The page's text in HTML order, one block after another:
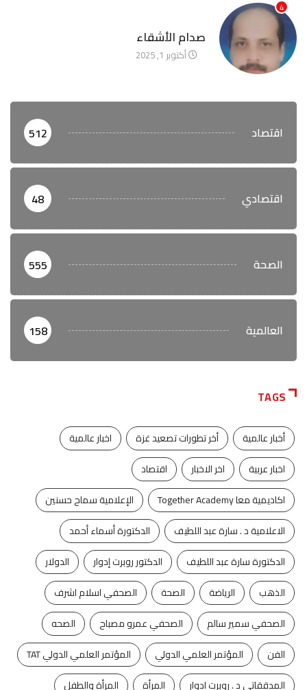
4
صدام الأشقاء
أكتوبر 1, 2025
اقتصاد 512
اقتصادي 48
الصحة 555
العالمية 158
TAGS
أخبار عالمية أخر تطورات تصعيد غزة
اخبار عالمية
اخبار عربية
اخر الاخبار
اقتصاد
اكاديمية معا Together Academy
الإعلامية سماح حسنين
الاعلامية د . سارة عبد اللطيف
الدكتورة أسماء أحمد
الدكتورة سارة عبد اللطيف
الدكتور روبرت إدوار
الدولار
الذهب
الرياضة الصحة
الصحفي اسلام اشرف
الصحفي سمير سالم
الصحفي عمرو مصباح
الصحه
الفن
المؤتمر العلمي الدولي
المؤتمر العلمي الدولي TAT
المدققاتى د . روبرت ادوار
المرأة المرأة والطفل